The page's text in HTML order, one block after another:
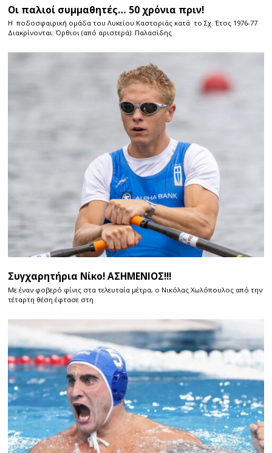
Οι παλιοί συμμαθητές… 50 χρόνια πριν!
Η ποδοσφαιρική ομάδα του Λυκείου Καστοριάς κατά το Σχ. Έτος 1976-77
Διακρίνονται: Όρθιοι (από αριστερά): Παλασίδης
Συγχαρητήρια Νίκο! ΑΣΗΜΕΝΙΟΣ!!!
Με έναν φοβερό φίνις στα τελευταία μέτρα, ο Νικόλας Χωλόπουλος από την
τέταρτη θέση έφτασε στη